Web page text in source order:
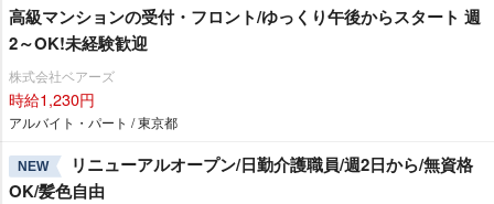
高級マンションの受付・フロント/ゆっくり午後からスタート 週
2～OK!未経験歓迎
株式会社ベアーズ
時給1,230円
アルバイト・パート / 東京都
NEW
リニューアルオープン/日勤介護職員/週2日から/無資格
OK/髪色自由